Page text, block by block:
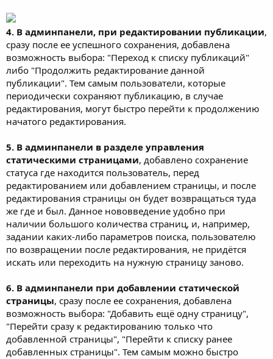
4. В админпанели, при редактировании публикации,
сразу после ее успешного сохранения, добавлена
возможность выбора: "Переход к списку публикаций"
либо "Продолжить редактирование данной
публикации". Тем самым пользователи, которые
периодически сохраняют публикацию, в случае
редактирования, могут быстро перейти к продолжению
начатого редактирования.
5. В админпанели в разделе управления
статическими страницами, добавлено сохранение
статуса где находится пользователь, перед
редактированием или добавлением страницы, и после
редактирования страницы он будет возвращаться туда
же где и был. Данное нововведение удобно при
наличии большого количества страниц, и, например,
задании каких-либо параметров поиска, пользователю
по возвращении после редактирования, не придётся
искать или переходить на нужную страницу заново.
6. В админпанели при добавлении статической
страницы, сразу после ее сохранения, добавлена
возможность выбора: "Добавить ещё одну страницу",
"Перейти сразу к редактированию только что
добавленной страницы", "Перейти к списку ранее
добавленных страницы". Тем самым можно быстро